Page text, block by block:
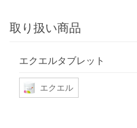
取り扱い商品
エクエルタブレット
エクエル